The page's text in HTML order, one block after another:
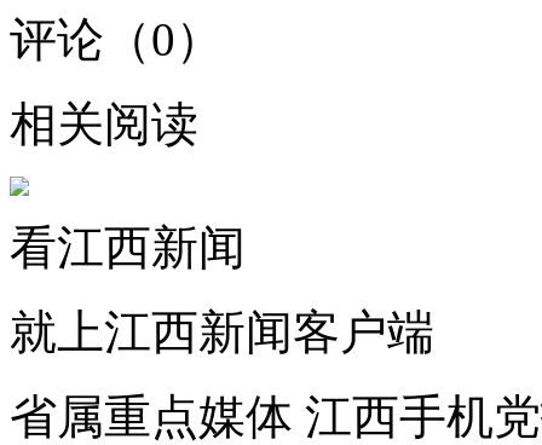
评论（0）
相关阅读
看江西新闻
就上江西新闻客户端
省属重点媒体 江西手机